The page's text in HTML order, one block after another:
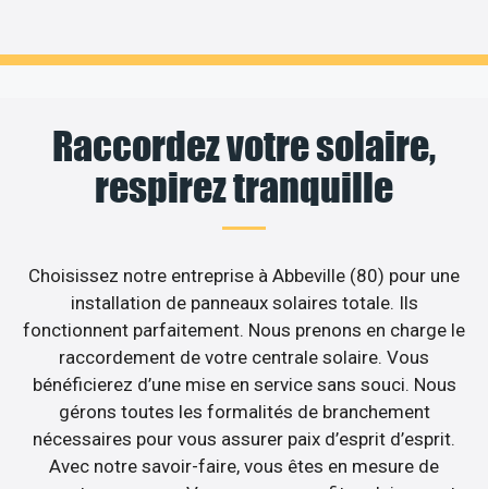
Raccordez votre solaire,
respirez tranquille
Choisissez notre entreprise à Abbeville (80) pour une
installation de panneaux solaires totale. Ils
fonctionnent parfaitement. Nous prenons en charge le
raccordement de votre centrale solaire. Vous
bénéficierez d’une mise en service sans souci. Nous
gérons toutes les formalités de branchement
nécessaires pour vous assurer paix d’esprit d’esprit.
Avec notre savoir-faire, vous êtes en mesure de